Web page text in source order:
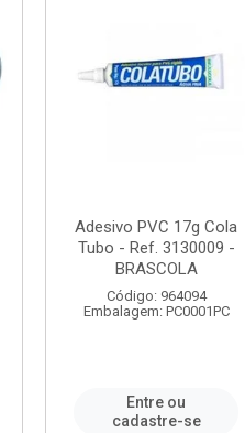
Adesivo PVC 17g Cola
Tubo - Ref. 3130009 -
BRASCOLA
Código: 964094
Embalagem: PC0001PC
Entre ou
cadastre-se